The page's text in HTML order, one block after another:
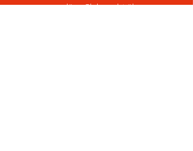
reguläre Clubnacht über